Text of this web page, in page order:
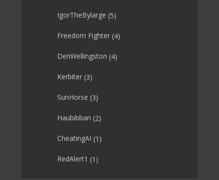
IgorTheBylarge (5)
Freedom Fighter (4)
DenWellingston (4)
Kerbiter (3)
SunHorse (3)
Haubibban (2)
CheatingAI (1)
RedAlert1 (1)